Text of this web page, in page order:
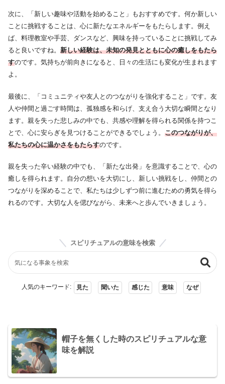
次に、「新しい趣味や活動を始めること」もおすすめです。何か新しい
ことに挑戦することは、心に新たなエネルギーをもたらします。例え
ば、料理教室や手芸、ダンスなど、興味を持っていることに挑戦してみ
ると良いですね。 新しい経験は、未知の発見とともに心の癒しをもたら
すのです。気持ちが前向きになると、日々の生活にも変化が生まれます
よ。
最後に、「コミュニティや友人とのつながりを強化すること」です。友
人や仲間と過ごす時間は、孤独感を和らげ、支え合う大切な瞬間となり
ます。親を失った悲しみの中でも、共感や理解を得られる関係を持つこ
とで、心に安らぎを見つけることができるでしょう。 このつながりが、
私たちの心に温かさをもたらすのです。
親を失った辛い経験の中でも、「新たな出発」を意識することで、心の
癒しを得られます。自分の想いを大切にし、新しい挑戦をし、仲間との
つながりを深めることで、私たちは少しずつ前に進むための勇気を得ら
れるのです。大切な人を偲びながら、未来へと歩んでいきましょう。
スピリチュアルの意味を検索
人気のキーワード: 見た 聞いた 感じた 意味 なぜ
帽子を無くした時のスピリチュアルな意
味を解説